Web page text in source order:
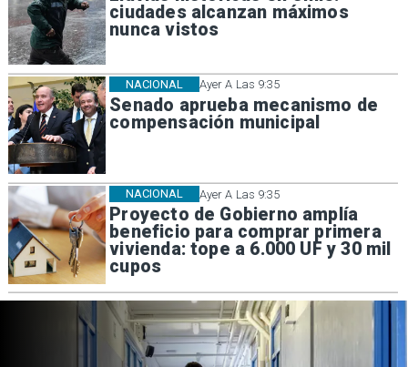
ciudades alcanzan máximos
nunca vistos
Ayer A Las 9:35
Senado aprueba mecanismo de
compensación municipal
NACIONAL
Ayer A Las 9:35
Proyecto de Gobierno amplía
beneficio para comprar primera
vivienda: tope a 6.000 UF y 30 mil
cupos
NACIONAL